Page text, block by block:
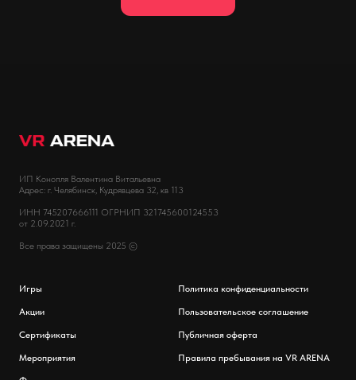
ИП Конопля Валентина Витальевна
Адрес: г. Челябинск, Кудрявцева 32, кв 113
ИНН 745207666111 ОГРНИП 321745600124553
от 2.09.2021 г.
Все права защищены 2025 ©
Игры
Акции
Сертификаты
Мероприятия
Политика конфиденциальности
Пользовательское соглашение
Публичная оферта
Правила пребывания на VR ARENA